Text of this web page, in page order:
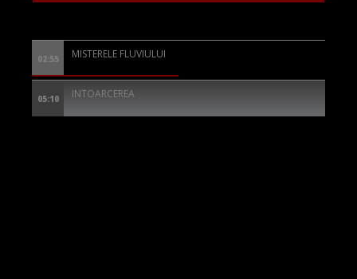
02:55 MISTERELE FLUVIULUI
05:10 INTOARCEREA